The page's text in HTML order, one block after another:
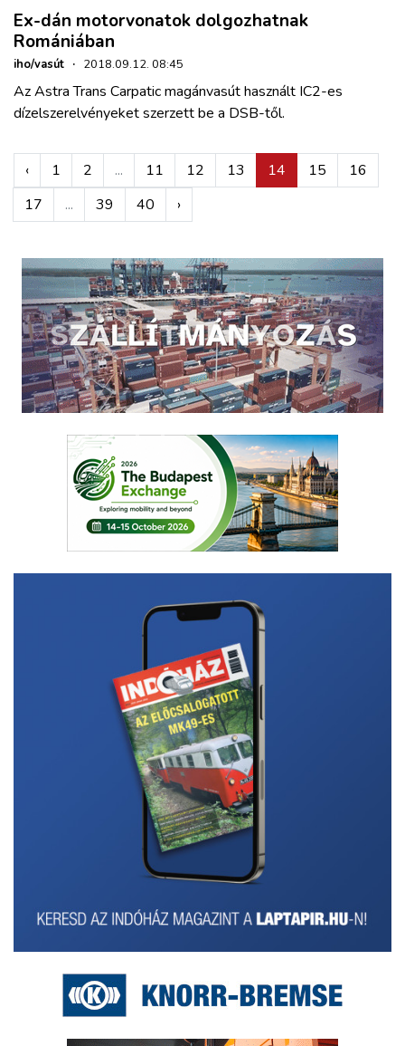
Ex-dán motorvonatok dolgozhatnak
Romániában
iho/vasút · 2018.09.12. 08:45
Az Astra Trans Carpatic magánvasút használt IC2-es
dízelszerelvényeket szerzett be a DSB-től.
‹ 1 2 ... 11 12 13 14 15
16
17
... 39 40 ›